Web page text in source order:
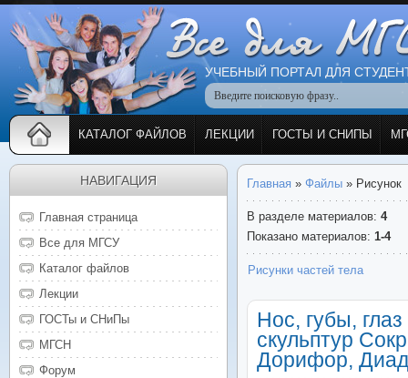
УЧЕБНЫЙ ПОРТАЛ ДЛЯ
КАТАЛОГ ФАЙЛОВ ЛЕКЦИИ ГОСТЫ И СНИПЫ
Главная » Файлы » Рисунок
В разделе материалов: 4
Показано материалов: 1-4
Рисунки частей тела
Нос, губы,
скульптур
Дорифор,
НАВИГАЦИЯ
Главная страница
Все для МГСУ
Каталог файлов
Лекции
ГОСТы и СНиПы
МГСН
Форум